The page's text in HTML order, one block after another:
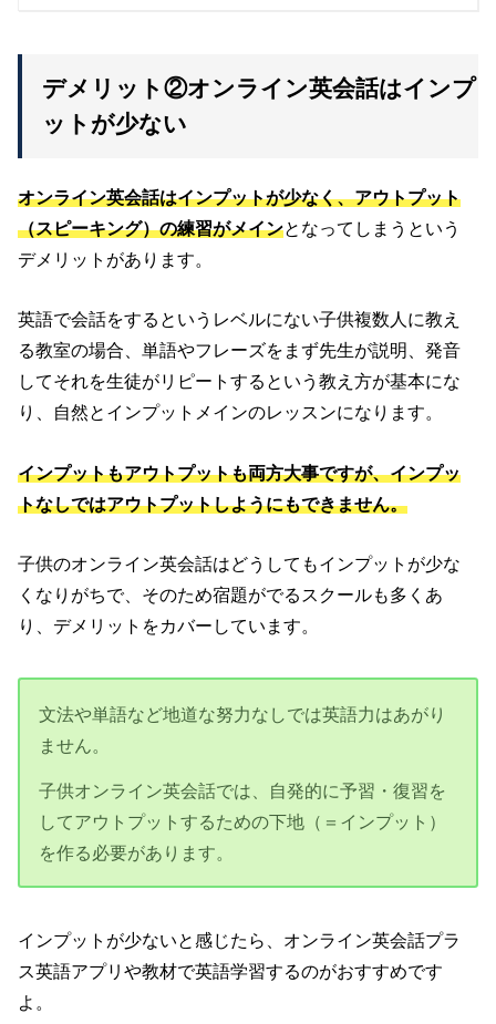
デメリット②オンライン英会話はインプ
ットが少ない
オンライン英会話はインプットが少なく、アウトプット
（スピーキング）の練習がメインとなってしまうという
デメリットがあります。
英語で会話をするというレベルにない子供複数人に教え
る教室の場合、単語やフレーズをまず先生が説明、発音
してそれを生徒がリピートするという教え方が基本にな
り、自然とインプットメインのレッスンになります。
インプットもアウトプットも両方大事ですが、インプッ
トなしではアウトプットしようにもできません。
子供のオンライン英会話はどうしてもインプットが少な
くなりがちで、そのため宿題がでるスクールも多くあ
り、デメリットをカバーしています。
文法や単語など地道な努力なしでは英語力はあがり
ません。
子供オンライン英会話では、自発的に予習・復習を
してアウトプットするための下地（＝インプット）
を作る必要があります。
インプットが少ないと感じたら、オンライン英会話プラ
ス英語アプリや教材で英語学習するのがおすすめです
よ。